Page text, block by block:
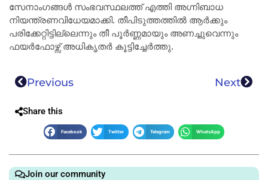
സേനാംഗങ്ങൾ സംഭവസ്ഥലത്ത് എത്തി അഗ്നിബാധ
നിയന്ത്രണവിധേയമാക്കി. തീപിടുത്തത്തിൽ ആർക്കും
പരിക്കേറ്റിട്ടില്ലെന്നും തീ പൂർണ്ണമായും അണച്ചുവെന്നും
ഫയർഫോഴ്സ് അധികൃതർ കൂട്ടിച്ചേർത്തു.
Previous Next
Share this
Facebook Twitter Telegram WhatsApp
Join our community